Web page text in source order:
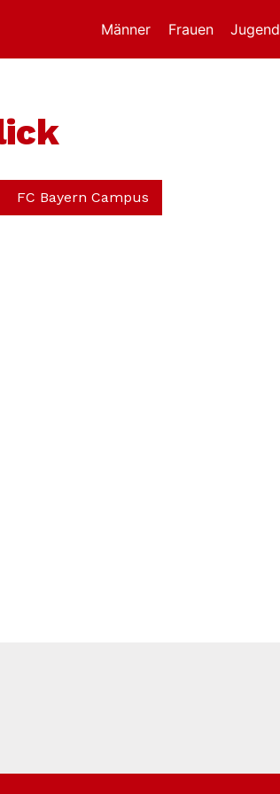
Männer Frauen Jugend
FC Bayern Campus